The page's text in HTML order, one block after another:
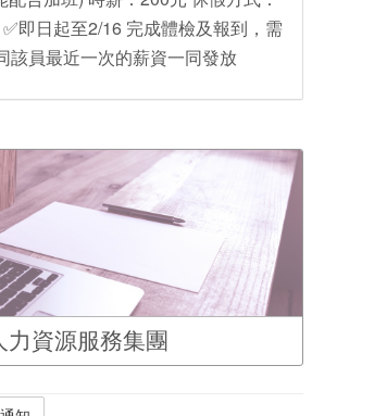
即日起至2/16 完成體檢及報到，需
該員最近一次的薪資一同發放
力資源服務集團